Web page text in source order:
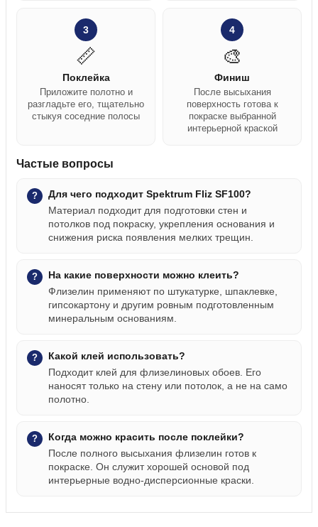
3
📏
Поклейка
Приложите полотно и
разгладьте его, тщательно
стыкуя соседние полосы
4
🎨
Финиш
После высыхания
поверхность готова к
покраске выбранной
интерьерной краской
Частые вопросы
Для чего подходит Spektrum Fliz SF100?
Материал подходит для подготовки стен и
потолков под покраску, укрепления основания и
снижения риска появления мелких трещин.
На какие поверхности можно клеить?
Флизелин применяют по штукатурке, шпаклевке,
гипсокартону и другим ровным подготовленным
минеральным основаниям.
Какой клей использовать?
Подходит клей для флизелиновых обоев. Его
наносят только на стену или потолок, а не на само
полотно.
Когда можно красить после поклейки?
После полного высыхания флизелин готов к
покраске. Он служит хорошей основой под
интерьерные водно-дисперсионные краски.